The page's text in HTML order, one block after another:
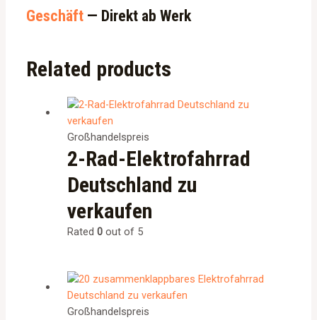
Geschäft — Direkt ab Werk
Related products
Großhandelspreis
2-Rad-Elektrofahrrad
Deutschland zu
verkaufen
Rated0 out of 5
Großhandelspreis